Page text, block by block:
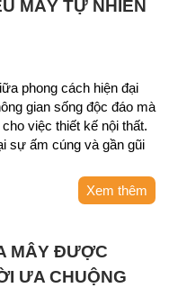
MÂY TỰ NHIÊN
phong cách hiện đại
gian sống độc đáo mà
việc thiết kế nội thất.
sự ấm cúng và gần gũi
Xem thêm
MÂY ĐƯỢC
ƯA CHUỘNG